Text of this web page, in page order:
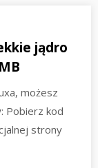
jądro
możesz
Pobierz kod
strony